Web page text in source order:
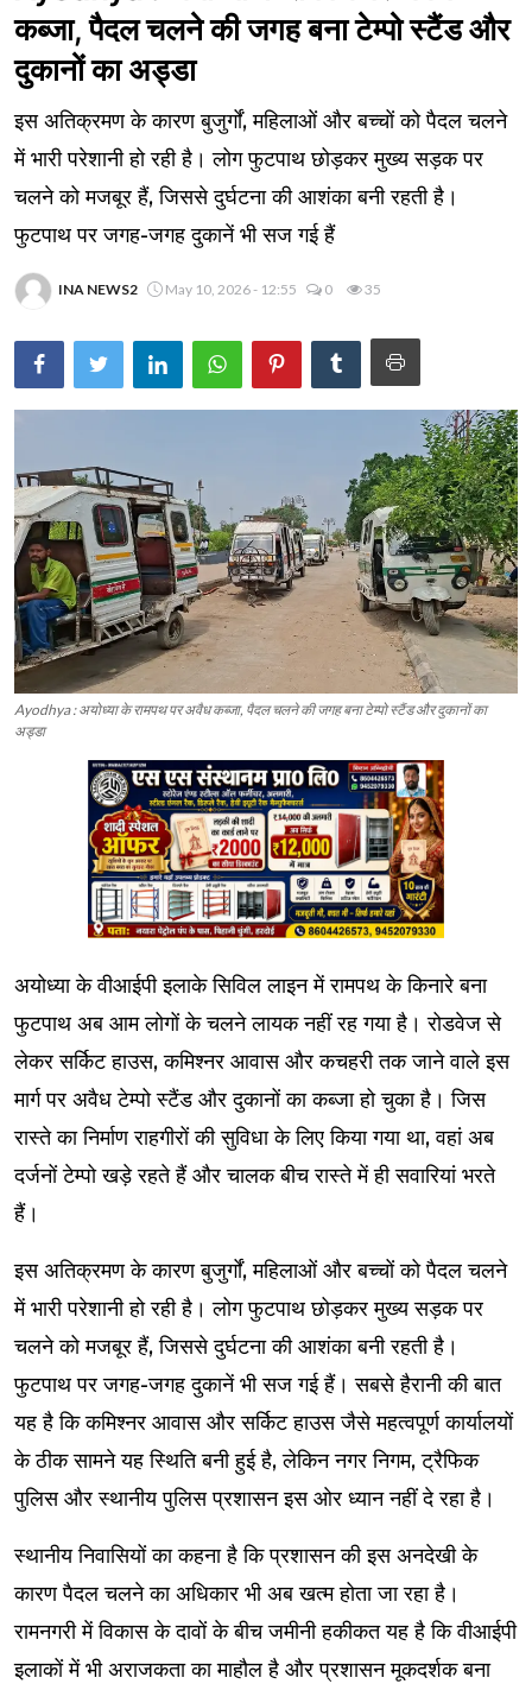
कब्जा, पैदल चलने की जगह बना टेम्पो स्टैंड और
दुकानों का अड्डा
इस अतिक्रमण के कारण बुजुर्गों, महिलाओं और बच्चों को पैदल चलने
में भारी परेशानी हो रही है। लोग फुटपाथ छोड़कर मुख्य सड़क पर
चलने को मजबूर हैं, जिससे दुर्घटना की आशंका बनी रहती है।
फुटपाथ पर जगह-जगह दुकानें भी सज गई हैं
INA NEWS2 May 10, 2026 - 12:55 0 35
Ayodhya : अयोध्या के रामपथ पर अवैध कब्जा, पैदल चलने की जगह बना टेम्पो स्टैंड और दुकानों का
अड्डा
अयोध्या के वीआईपी इलाके सिविल लाइन में रामपथ के किनारे बना
फुटपाथ अब आम लोगों के चलने लायक नहीं रह गया है। रोडवेज से
लेकर सर्किट हाउस, कमिश्नर आवास और कचहरी तक जाने वाले इस
मार्ग पर अवैध टेम्पो स्टैंड और दुकानों का कब्जा हो चुका है। जिस
रास्ते का निर्माण राहगीरों की सुविधा के लिए किया गया था, वहां अब
दर्जनों टेम्पो खड़े रहते हैं और चालक बीच रास्ते में ही सवारियां भरते
हैं।
इस अतिक्रमण के कारण बुजुर्गों, महिलाओं और बच्चों को पैदल चलने
में भारी परेशानी हो रही है। लोग फुटपाथ छोड़कर मुख्य सड़क पर
चलने को मजबूर हैं, जिससे दुर्घटना की आशंका बनी रहती है।
फुटपाथ पर जगह-जगह दुकानें भी सज गई हैं। सबसे हैरानी की बात
यह है कि कमिश्नर आवास और सर्किट हाउस जैसे महत्वपूर्ण कार्यालयों
के ठीक सामने यह स्थिति बनी हुई है, लेकिन नगर निगम, ट्रैफिक
पुलिस और स्थानीय पुलिस प्रशासन इस ओर ध्यान नहीं दे रहा है।
स्थानीय निवासियों का कहना है कि प्रशासन की इस अनदेखी के
कारण पैदल चलने का अधिकार भी अब खत्म होता जा रहा है।
रामनगरी में विकास के दावों के बीच जमीनी हकीकत यह है कि वीआईपी
इलाकों में भी अराजकता का माहौल है और प्रशासन मूकदर्शक बना